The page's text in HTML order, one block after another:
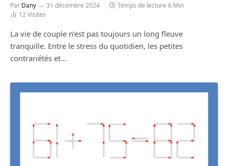
Par Dany 31 décembre 2024
Temps de lecture 6 Min
12Visites
La vie de couple n’est pas toujours un long fleuve
tranquille. Entre le stress du quotidien, les petites
contrariétés et…